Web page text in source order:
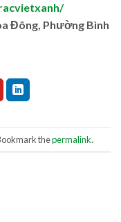
Đông, Phường Bình
thepermalink.